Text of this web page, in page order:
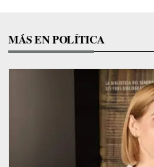
MÁS EN POLÍTICA